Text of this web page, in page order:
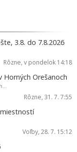
3.8. do 7.8.2026
Rôzne, v pondelok 14:18
Orešanoch
Rôzne, 31. 7. 7:55
Voľby, 28. 7. 15:12